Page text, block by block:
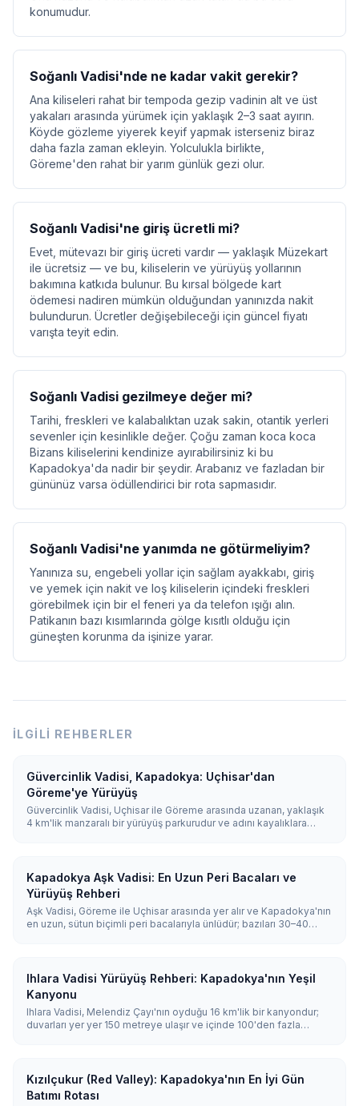
konumudur.
Soğanlı Vadisi'nde ne kadar vakit gerekir?
Ana kiliseleri rahat bir tempoda gezip vadinin alt ve üst
yakaları arasında yürümek için yaklaşık 2–3 saat ayırın.
Köyde gözleme yiyerek keyif yapmak isterseniz biraz
daha fazla zaman ekleyin. Yolculukla birlikte,
Göreme'den rahat bir yarım günlük gezi olur.
Soğanlı Vadisi'ne giriş ücretli mi?
Evet, mütevazı bir giriş ücreti vardır — yaklaşık Müzekart
ile ücretsiz — ve bu, kiliselerin ve yürüyüş yollarının
bakımına katkıda bulunur. Bu kırsal bölgede kart
ödemesi nadiren mümkün olduğundan yanınızda nakit
bulundurun. Ücretler değişebileceği için güncel fiyatı
varışta teyit edin.
Soğanlı Vadisi gezilmeye değer mi?
Tarihi, freskleri ve kalabalıktan uzak sakin, otantik yerleri
sevenler için kesinlikle değer. Çoğu zaman koca koca
Bizans kiliselerini kendinize ayırabilirsiniz ki bu
Kapadokya'da nadir bir şeydir. Arabanız ve fazladan bir
gününüz varsa ödüllendirici bir rota sapmasıdır.
Soğanlı Vadisi'ne yanımda ne götürmeliyim?
Yanınıza su, engebeli yollar için sağlam ayakkabı, giriş
ve yemek için nakit ve loş kiliselerin içindeki freskleri
görebilmek için bir el feneri ya da telefon ışığı alın.
Patikanın bazı kısımlarında gölge kısıtlı olduğu için
güneşten korunma da işinize yarar.
İLGILI REHBERLER
Güvercinlik Vadisi, Kapadokya: Uçhisar'dan
Göreme'ye Yürüyüş
Güvercinlik Vadisi, Uçhisar ile Göreme arasında uzanan, yaklaşık
4 km'lik manzaralı bir yürüyüş parkurudur ve adını kayalıklara
Kapadokya Aşk Vadisi: En Uzun Peri Bacaları ve
Yürüyüş Rehberi
Aşk Vadisi, Göreme ile Uçhisar arasında yer alır ve Kapadokya'nın
en uzun, sütun biçimli peri bacalarıyla ünlüdür; bazıları 30–40
Ihlara Vadisi Yürüyüş Rehberi: Kapadokya'nın Yeşil
Kanyonu
Ihlara Vadisi, Melendiz Çayı'nın oyduğu 16 km'lik bir kanyondur;
duvarları yer yer 150 metreye ulaşır ve içinde 100'den fazla
Kızılçukur (Red Valley): Kapadokya'nın En İyi Gün
Batımı Rotası